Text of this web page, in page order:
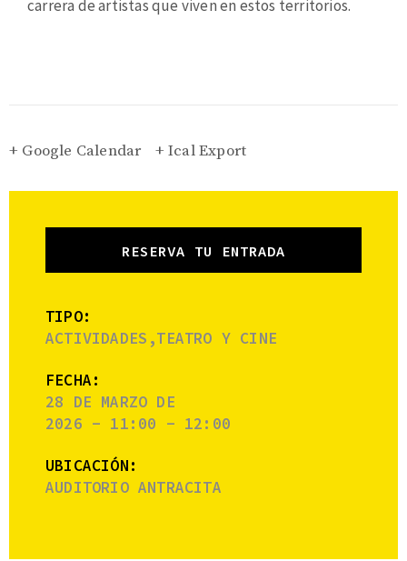
carrera de artistas que viven en estos territorios.
+ Google Calendar + Ical Export
RESERVA TU ENTRADA
TIPO:
ACTIVIDADES,TEATRO Y CINE
FECHA:
28 DE MARZO DE
2026 - 11:00 - 12:00
UBICACIÓN:
AUDITORIO ANTRACITA